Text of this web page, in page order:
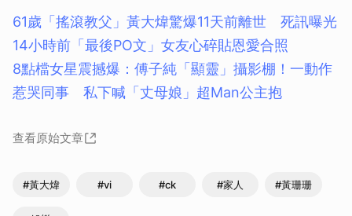
61歲「搖滾教父」黃大煒驚爆11天前離世 死訊曝光
14小時前「最後PO文」女友心碎貼恩愛合照
8點檔女星震撼爆：傅子純「顯靈」攝影棚！一動作
惹哭同事 私下喊「丈母娘」超Man公主抱
查看原始文章
#黃大煒 #vi #ck #家人 #黃珊珊